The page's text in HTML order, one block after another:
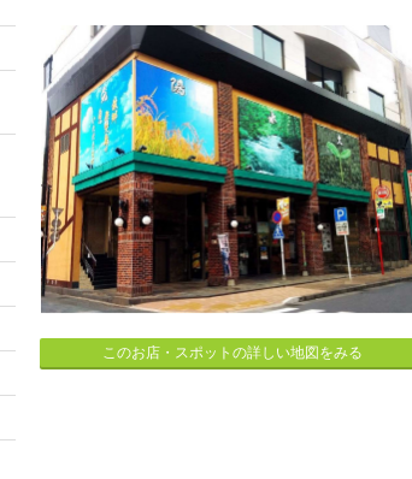
このお店・スポットの詳しい地図をみる